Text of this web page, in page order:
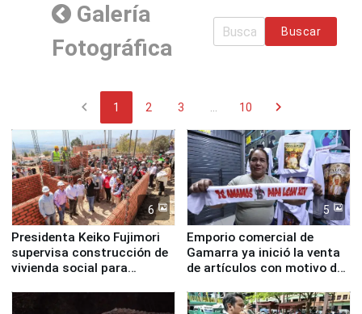
Galería
Fotográfica
Buscar
chevron_left 1 2 3 ... 10 chevron_right
6
Presidenta Keiko Fujimori
supervisa construcción de
vivienda social para
5
Emporio comercial de
Gamarra ya inició la venta
de artículos con motivo de